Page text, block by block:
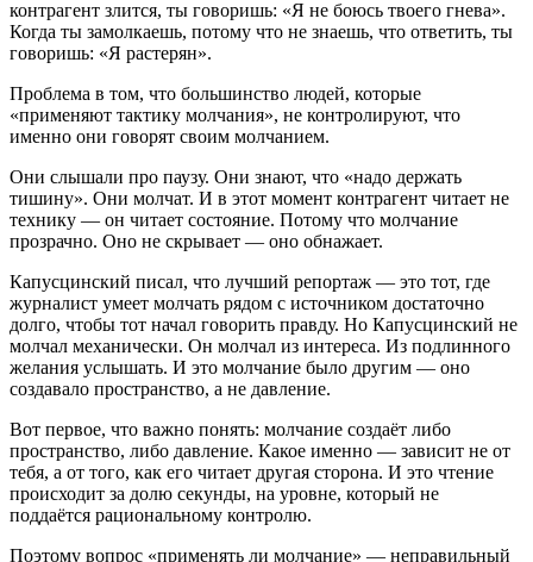
контрагент злится, ты говоришь: «Я не боюсь твоего гнева».
Когда ты замолкаешь, потому что не знаешь, что ответить, ты
говоришь: «Я растерян».
Проблема в том, что большинство людей, которые
«применяют тактику молчания», не контролируют, что
именно они говорят своим молчанием.
Они слышали про паузу. Они знают, что «надо держать
тишину». Они молчат. И в этот момент контрагент читает не
технику — он читает состояние. Потому что молчание
прозрачно. Оно не скрывает — оно обнажает.
Капусцинский писал, что лучший репортаж — это тот, где
журналист умеет молчать рядом с источником достаточно
долго, чтобы тот начал говорить правду. Но Капусцинский не
молчал механически. Он молчал из интереса. Из подлинного
желания услышать. И это молчание было другим — оно
создавало пространство, а не давление.
Вот первое, что важно понять: молчание создаёт либо
пространство, либо давление. Какое именно — зависит не от
тебя, а от того, как его читает другая сторона. И это чтение
происходит за долю секунды, на уровне, который не
поддаётся рациональному контролю.
Поэтому вопрос «применять ли молчание» — неправильный